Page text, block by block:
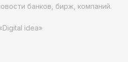
банков, бирж, компаний.
idea»